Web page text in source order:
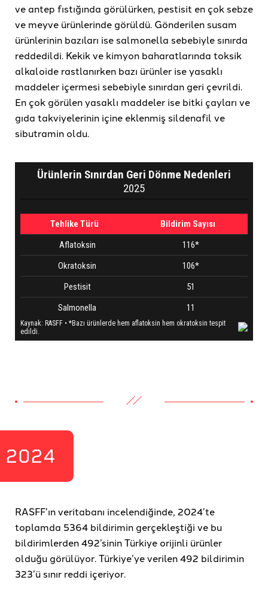
ve antep fıstığında görülürken, pestisit en çok sebze
ve meyve ürünlerinde görüldü. Gönderilen susam
ürünlerinin bazıları ise salmonella sebebiyle sınırda
reddedildi. Kekik ve kimyon baharatlarında toksik
alkaloide rastlanırken bazı ürünler ise yasaklı
maddeler içermesi sebebiyle sınırdan geri çevrildi.
En çok görülen yasaklı maddeler ise bitki çayları ve
gıda takviyelerinin içine eklenmiş sildenafil ve
sibutramin oldu.
2024
RASFF’ın veritabanı incelendiğinde, 2024’te
toplamda 5364 bildirimin gerçekleştiği ve bu
bildirimlerden 492’sinin Türkiye orijinli ürünler
olduğu görülüyor. Türkiye’ye verilen 492 bildirimin
323’ü sınır reddi içeriyor.